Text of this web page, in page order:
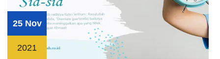
25 Nov
2021